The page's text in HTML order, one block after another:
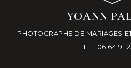
YOANN
PHOTOGRAPHE DE MARIAGES
TEL : 06 64 91